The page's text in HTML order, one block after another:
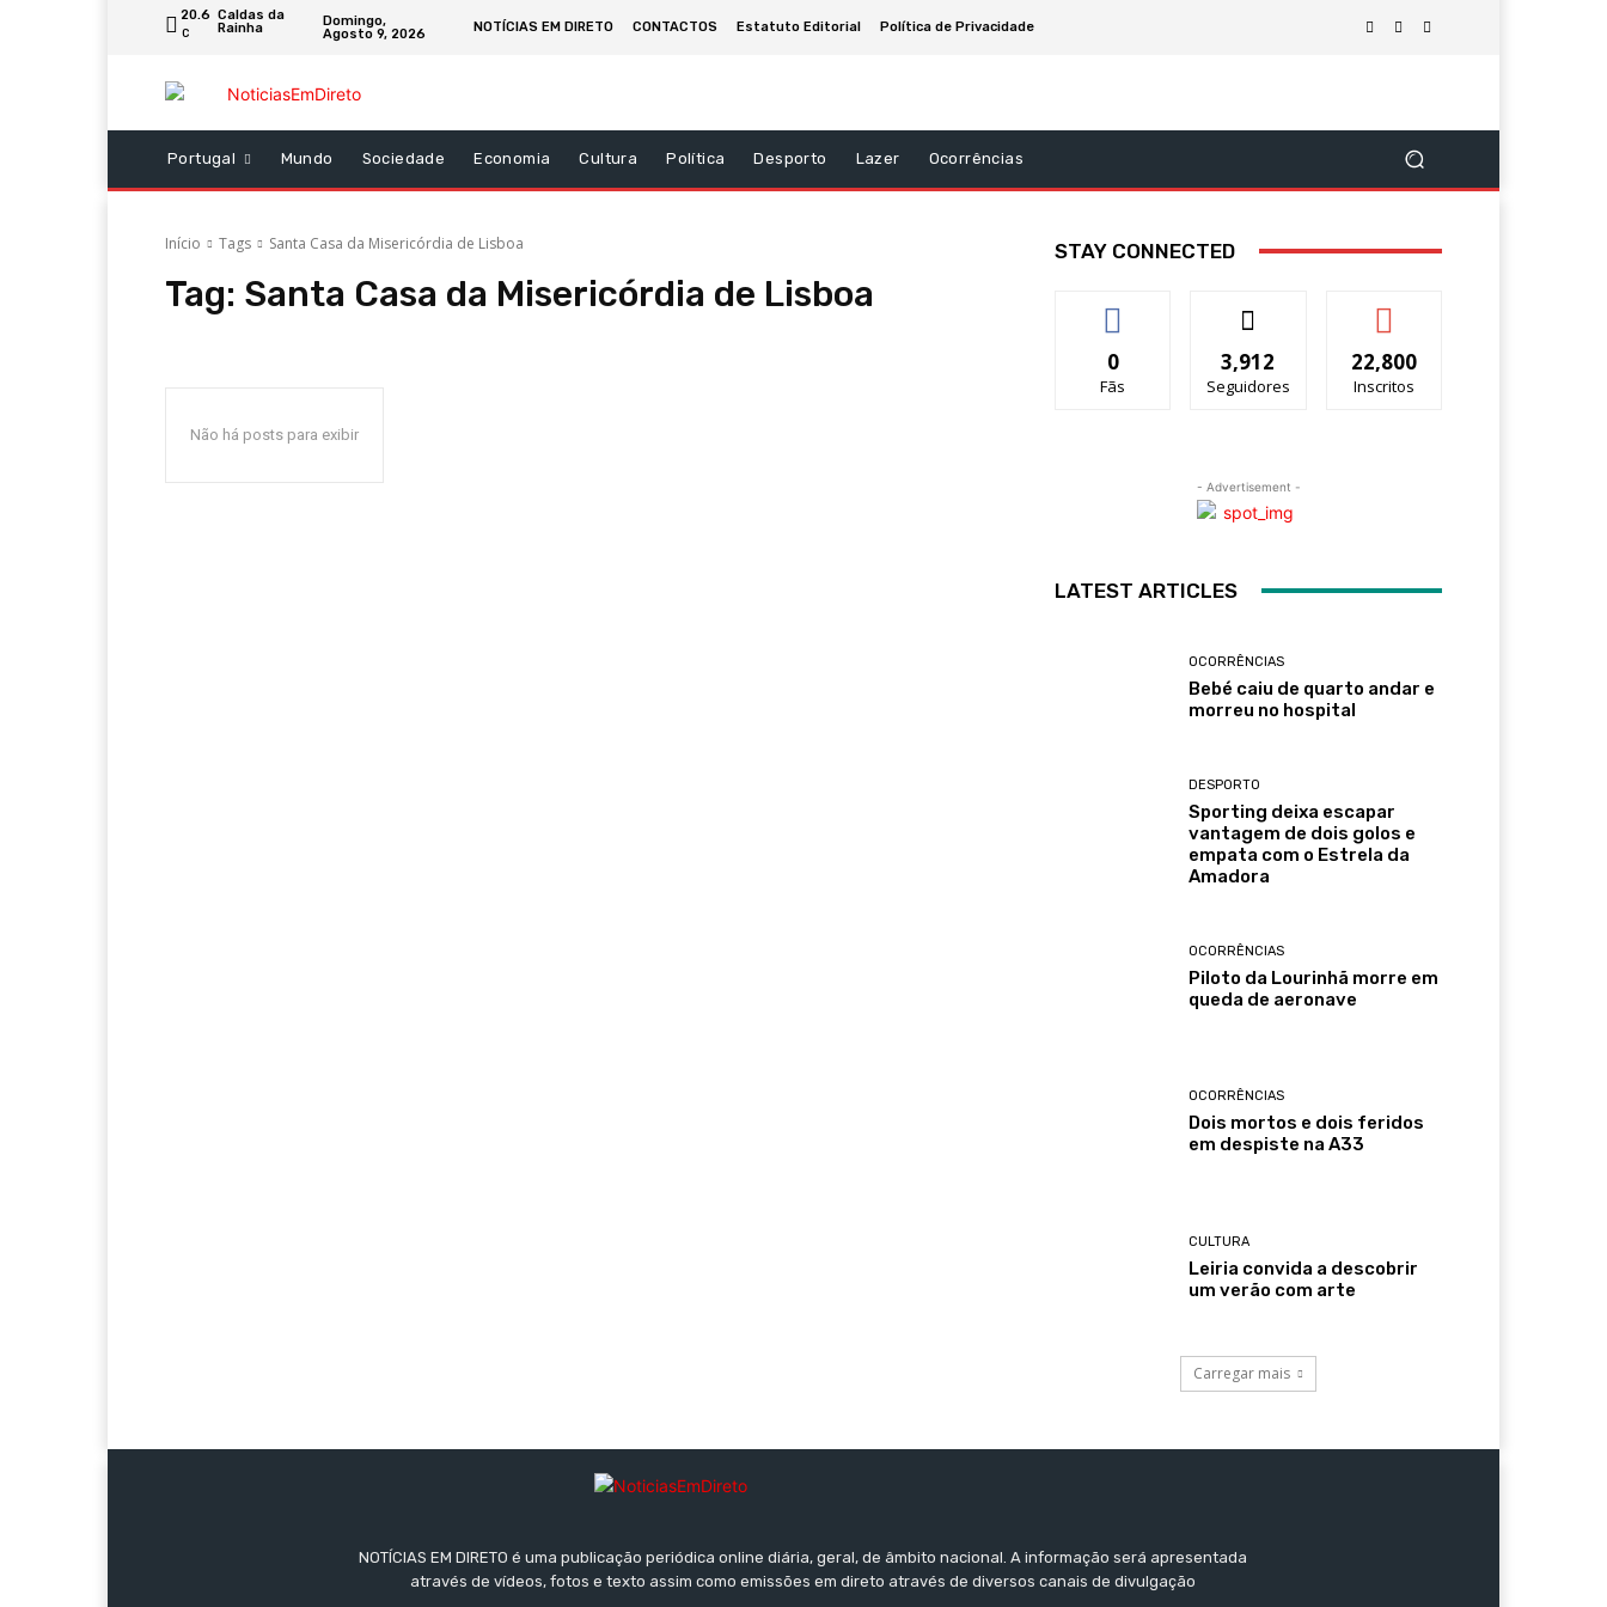
20.6
C
Caldas da
Rainha
Domingo,
Agosto 9, 2026
NOTÍCIAS EM DIRETO CONTACTOS Estatuto Editorial Política de Privacidade
Portugal Mundo Sociedade Economia Cultura Política Desporto Lazer Ocorrências
Início Tags Santa Casa da Misericórdia de Lisboa
Tag: Santa Casa da Misericórdia de Lisboa
Não há posts para exibir
STAY CONNECTED
0
Fãs
3,912
Seguidores
22,800
Inscritos
- Advertisement -
LATEST ARTICLES
OCORRÊNCIAS
Bebé caiu de quarto andar e
morreu no hospital
DESPORTO
Sporting deixa escapar
vantagem de dois golos e
empata com o Estrela da
Amadora
OCORRÊNCIAS
Piloto da Lourinhã morre em
queda de aeronave
OCORRÊNCIAS
Dois mortos e dois feridos
em despiste na A33
CULTURA
Leiria convida a descobrir
um verão com arte
Carregar mais
NOTÍCIAS EM DIRETO é uma publicação periódica online diária, geral, de âmbito nacional. A informação será apresentada
através de vídeos, fotos e texto assim como emissões em direto através de diversos canais de divulgação